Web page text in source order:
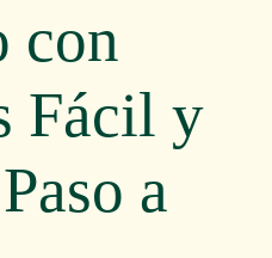
con
Fácil y
a